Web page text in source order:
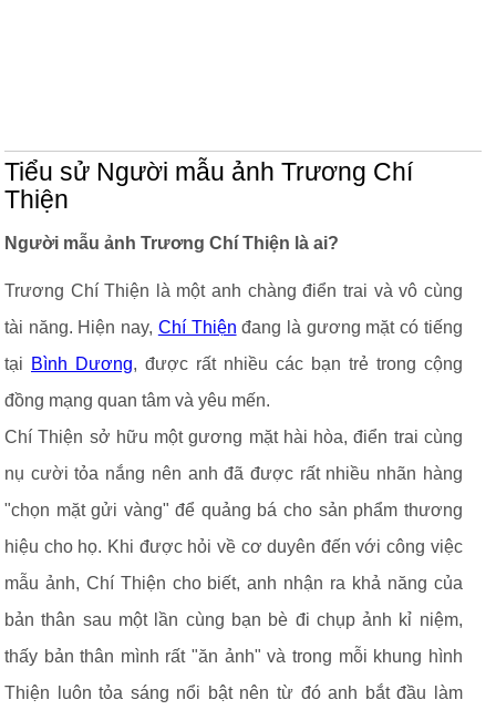
Tiểu sử Người mẫu ảnh Trương Chí
Thiện
Người mẫu ảnh Trương Chí Thiện là ai?
Trương Chí Thiện là một anh chàng điển trai và vô cùng
tài năng. Hiện nay, Chí Thiện đang là gương mặt có tiếng
tại Bình Dương, được rất nhiều các bạn trẻ trong cộng
đồng mạng quan tâm và yêu mến.
Chí Thiện sở hữu một gương mặt hài hòa, điển trai cùng
nụ cười tỏa nắng nên anh đã được rất nhiều nhãn hàng
"chọn mặt gửi vàng" để quảng bá cho sản phẩm thương
hiệu cho họ. Khi được hỏi về cơ duyên đến với công việc
mẫu ảnh, Chí Thiện cho biết, anh nhận ra khả năng của
bản thân sau một lần cùng bạn bè đi chụp ảnh kỉ niệm,
thấy bản thân mình rất "ăn ảnh" và trong mỗi khung hình
Thiện luôn tỏa sáng nổi bật nên từ đó anh bắt đầu làm